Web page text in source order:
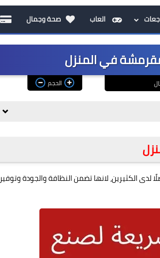
العاب صحة وجمال
في المنزل
الحجم
الكثيرين، لانها تضمن النظافة والجودة وتوفير